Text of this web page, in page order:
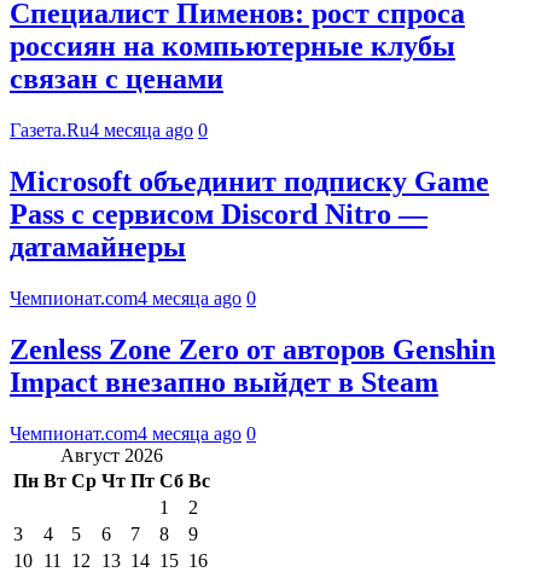
Специалист Пименов: рост спроса
россиян на компьютерные клубы
связан с ценами
Газета.Ru4 месяца ago 0
Microsoft объединит подписку Game
Pass с сервисом Discord Nitro —
датамайнеры
Чемпионат.com4 месяца ago 0
Zenless Zone Zero от авторов Genshin
Impact внезапно выйдет в Steam
Чемпионат.com4 месяца ago 0
Август 2026
Пн Вт Ср Чт Пт Сб Вс
1
2
3
4 5 6 7 8
9
10 11 12 13 14 15 16